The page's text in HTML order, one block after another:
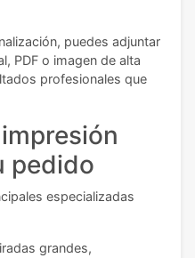
puedes adjuntar
PDF o imagen de alta
profesionales que
pedido
especializadas
grandes,